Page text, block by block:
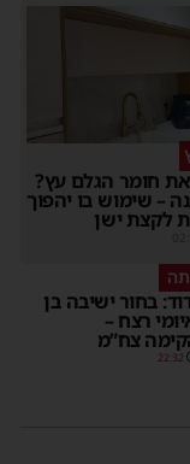
חומר הגלם עץ?
– שימוש בו יהפוך
לקצת ישן
בחור ישיבה בן
רצח –
צח”מ
22:32